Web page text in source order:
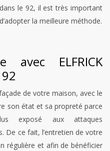
le 92, il est très important
la meilleure méthode.
avec ELFRICK
de votre maison, avec le
son état et sa propreté parce
exposé aux attaques
De ce fait, l’entretien de votre
régulière et afin de bénéficier